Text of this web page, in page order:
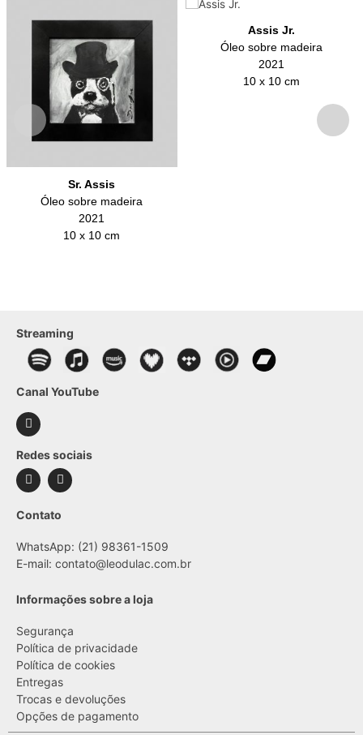
Sr. Assis
Óleo sobre madeira
2021
10 x 10 cm
Assis Jr.
Óleo sobre madeira
2021
10 x 10 cm
Streaming
Canal YouTube
Redes sociais
Contato
WhatsApp: (21) 98361-1509
E-mail: contato@leodulac.com.br
Informações sobre a loja
Segurança
Política de privacidade
Política de cookies
Entregas
Trocas e devoluções
Opções de pagamento